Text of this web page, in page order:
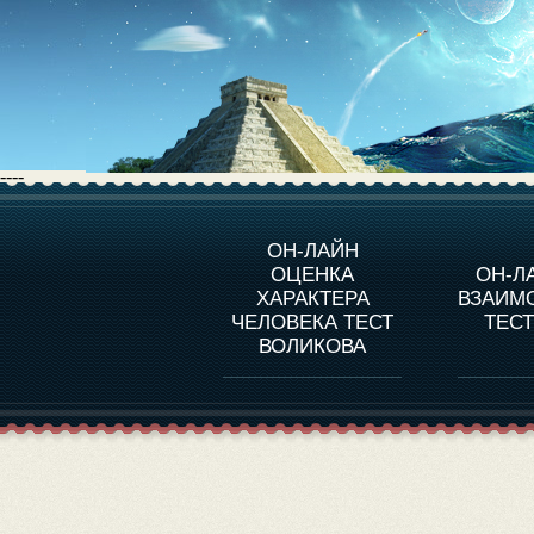
----
ОН-ЛАЙН
ОЦЕНКА
ХАРАКТЕРА
ЧЕЛОВЕКА ТЕСТ
ВОЛИКОВА
ОН-
О ПРОГРАММЕ
ОЦЕНКА ХАРАКТЕРA
ЧЕЛОВЕКА
ОЦЕНКА ХАРАКТЕРА
ВЫДАЮЩИХСЯ
ЛИЧНОСТЕЙ